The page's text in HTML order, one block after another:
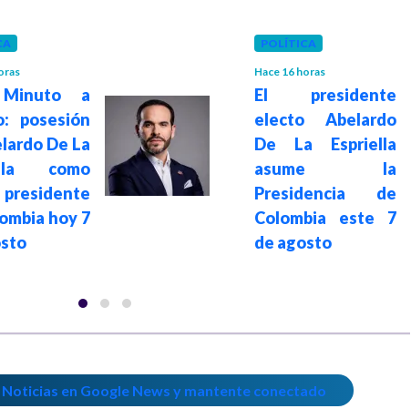
a
posesión
De La
como
hoy 7
POLÍTICA
Hace 16 horas
El presidente
electo Abelardo
De La Espriella
asume la
Presidencia de
Colombia este 7
de agosto
Noticias en Google News y mantente conectado